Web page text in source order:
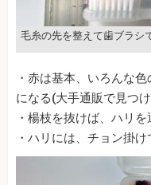
毛糸の先を整えて歯ブラシ
・赤は基本、いろんな
になる(大手通販で見つ
・楊枝を抜けば、ハリ
・ハリには、チョン掛け